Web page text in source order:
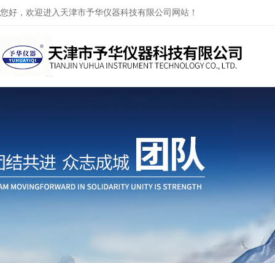
您好，欢迎进入天津市予华仪器科技有限公司网站！